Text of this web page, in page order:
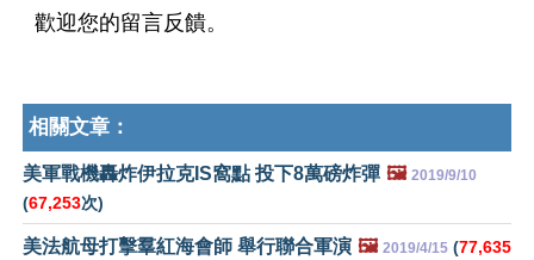
歡迎您的留言反饋。
相關文章：
美軍戰機轟炸伊拉克IS窩點 投下8萬磅炸彈 🖼️ 2019/9/10
(67,253次)
美法航母打擊羣紅海會師 舉行聯合軍演 🖼️ 2019/4/15 (77,635